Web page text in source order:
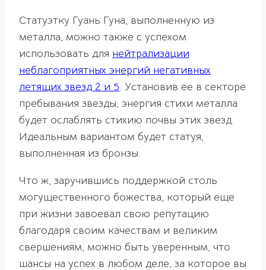
Статуэтку Гуань Гуна, выполненную из
металла, можно также с успехом
использовать для нейтрализации
неблагоприятных энергий негативных
летящих звезд 2 и 5. Установив ее в секторе
пребывания звезды, энергия стихи металла
будет ослаблять стихию почвы этих звезд.
Идеальным вариантом будет статуя,
выполненная из бронзы.
Что ж, заручившись поддержкой столь
могущественного божества, который еще
при жизни завоевал свою репутацию
благодаря своим качествам и великим
свершениям, можно быть уверенным, что
шансы на успех в любом деле, за которое вы